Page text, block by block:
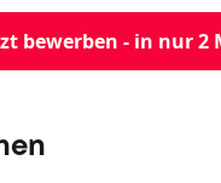
bewerben - in nur 2